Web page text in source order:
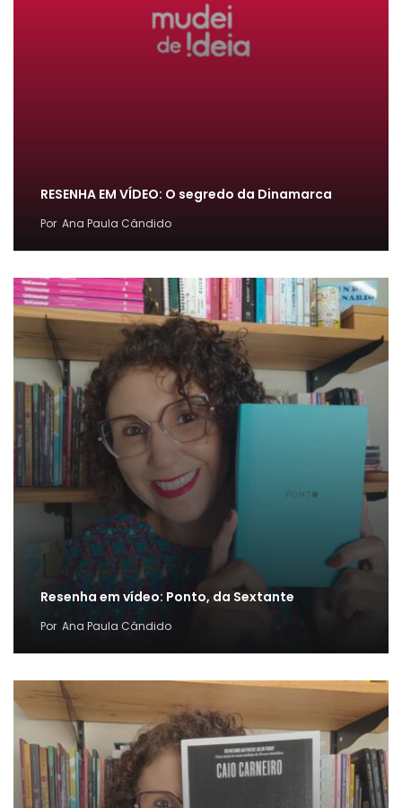
RESENHA EM VÍDEO: O segredo da Dinamarca
Por Ana Paula Cândido
Resenha em vídeo: Ponto, da Sextante
Por Ana Paula Cândido